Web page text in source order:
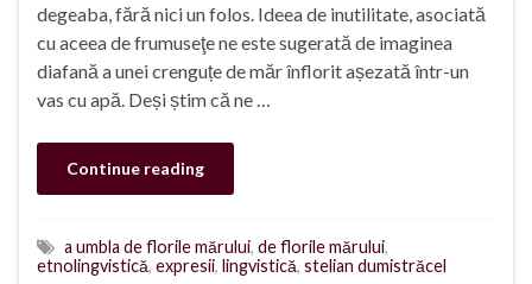
degeaba, fără nici un folos. Ideea de inutilitate, asociată
cu aceea de frumuseţe ne este sugerată de imaginea
diafană a unei crenguțe de măr înflorit așezată într-un
vas cu apă. Deși știm că ne …
Continue reading
a umbla de florile mărului, de florile mărului,
etnolingvistică, expresii, lingvistică, stelian dumistrăcel